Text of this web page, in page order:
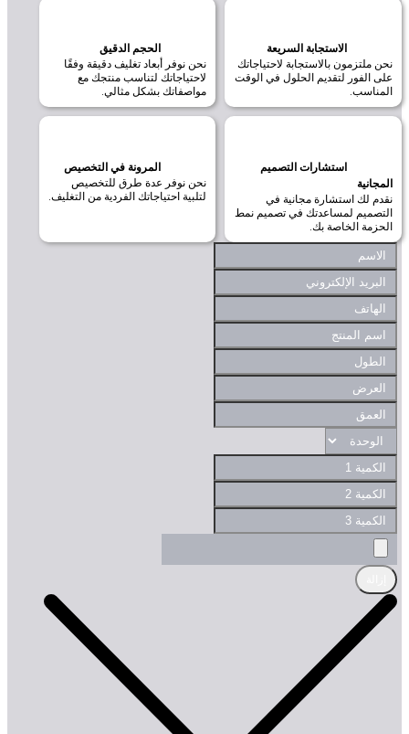
الاستجابة السريعة
بالاستجابة لاحتياجاتك
الفور لتقديم الحلول في الوقت
الحجم الدقيق
نحن نوفر أبعاد تغليف دقيقة وفقًا
لاحتياجاتك لتناسب منتجك مع
مواصفاتك بشكل مثالي.
استشارات التصميم
لك استشارة مجانية في
لمساعدتك في تصميم نمط
الخاصة بك.
المرونة في التخصيص
نحن نوفر عدة طرق للتخصيص
لتلبية احتياجاتك الفردية من التغليف.